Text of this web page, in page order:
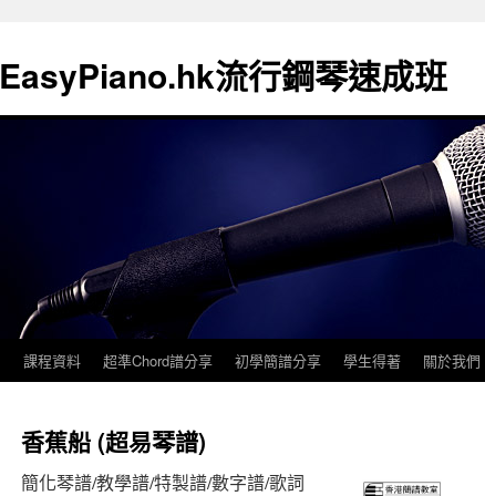
EasyPiano.hk流行鋼琴速成班
課程資料 超準Chord譜分享 初學簡譜分享 學生得著 關於我們
香蕉船 (超易琴譜)
簡化琴譜/教學譜/特製譜/數字譜/歌詞